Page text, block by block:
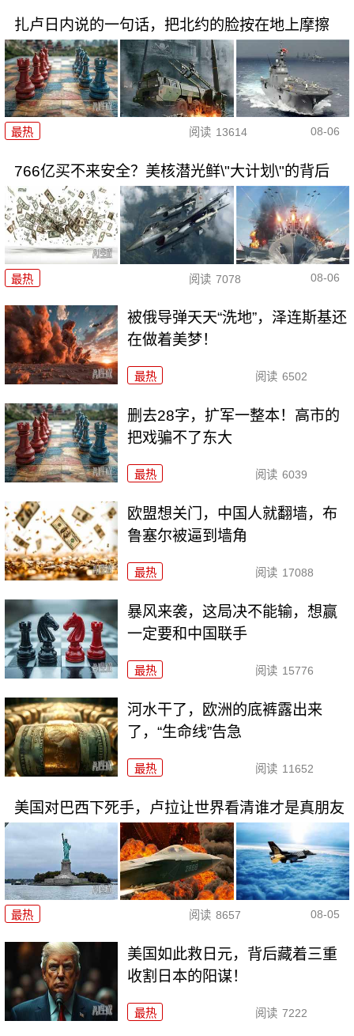
扎卢日内说的一句话，把北约的脸按在地上摩擦
最热 阅读 13614 08-06
766亿买不来安全？美核潜光鲜\"大计划\"的背后
最热 阅读 7078 08-06
被俄导弹天天“洗地”，泽连斯基还
在做着美梦！
最热 阅读 6502
删去28字，扩军一整本！高市的
把戏骗不了东大
最热 阅读 6039
欧盟想关门，中国人就翻墙，布
鲁塞尔被逼到墙角
最热 阅读 17088
暴风来袭，这局决不能输，想赢
一定要和中国联手
最热 阅读 15776
河水干了，欧洲的底裤露出来
了，“生命线”告急
最热 阅读 11652
美国对巴西下死手，卢拉让世界看清谁才是真朋友
最热 阅读 8657 08-05
美国如此救日元，背后藏着三重
收割日本的阳谋！
最热 阅读 7222